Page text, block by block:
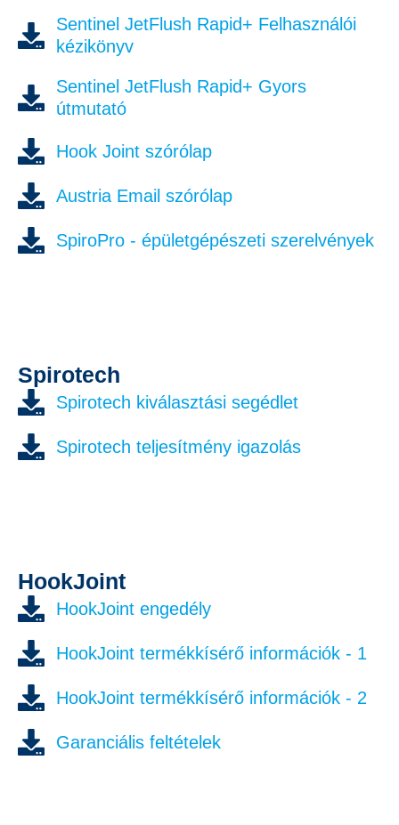
Sentinel JetFlush Rapid+ Felhasználói
kézikönyv
Sentinel JetFlush Rapid+ Gyors
útmutató
Hook Joint szórólap
Austria Email szórólap
SpiroPro - épületgépészeti szerelvények
Spirotech
Spirotech kiválasztási segédlet
Spirotech teljesítmény igazolás
HookJoint
HookJoint engedély
HookJoint termékkísérő információk - 1
HookJoint termékkísérő információk - 2
Garanciális feltételek